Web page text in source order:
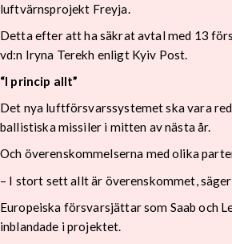
luftvärnsprojekt Freyja.
Detta efter att ha säkrat avtal med 13
vd:n Iryna Terekh enligt Kyiv Post.
“I princip allt”
Det nya luftförsvarssystemet ska vara
ballistiska missiler i mitten av nästa år.
Och överenskommelserna med olika
– I stort sett allt är överenskommet, säger
Europeiska försvarsjättar som Saab och
inblandade i projektet.